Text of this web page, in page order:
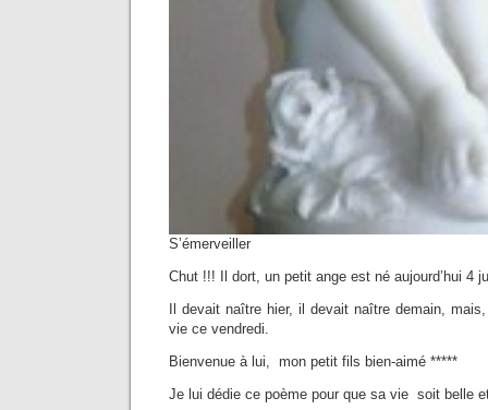
S’émerveiller
Chut !!! Il dort, un petit ange est né aujourd’hui 4
Il devait naître hier, il devait naître demain,
vie ce vendredi.
Bienvenue à lui, mon petit fils bien-aimé *****
Je lui dédie ce poème pour que sa vie soit belle